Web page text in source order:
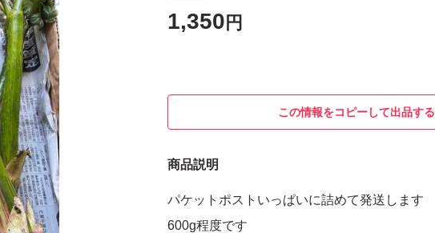
1,350 円
この情報をコピーして出品する
商品説明
パケットポストいっぱいに詰めて発送します
600g程度です